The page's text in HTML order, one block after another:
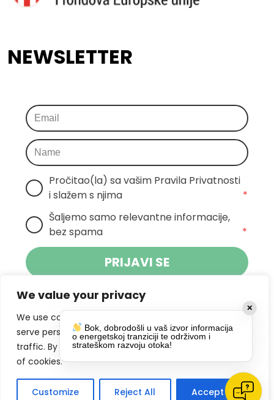
We value your privacy
We use cookies to enhance your browsing experience,
serve personalized ads or content, and analyze our
traffic. By clicking "Accept All", you consent to our use
of cookies.
Customize Reject All Accept All
NEWSLETTER
Pročitao(la) sa vašim Pravila Privatnosti
i slažem s njima
*
Šaljemo samo relevantne informacije,
bez spama
*
PRIJAVI SE
Klikom na gumb dajete suglasnost za
primanje novosti Pokreta Otoka te se
slažete spolitikom privatnosti.
DRUŠTVENE MREŽE
✕
Bok, dobrodošli u vaš izvor informacija
o energetskoj tranziciji te održivom i
strateškom razvoju otoka!